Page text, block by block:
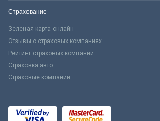
Страхование
Зеленая карта онлайн
Отзывы о страховых компаниях
Рейтинг страховых компаний
Страховка авто
Страховые компании